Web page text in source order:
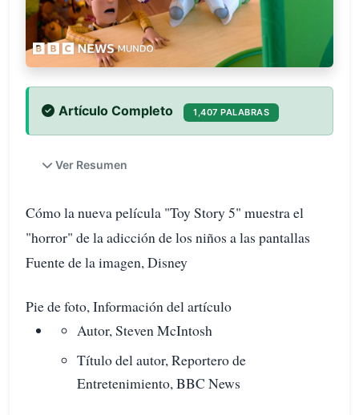
Artículo Completo 1,407 PALABRAS
Ver Resumen
Cómo la nueva película "Toy Story 5" muestra el
"horror" de la adicción de los niños a las pantallas
Fuente de la imagen, Disney
Pie de foto, Información del artículo
Autor, Steven McIntosh
Título del autor, Reportero de
Entretenimiento, BBC News